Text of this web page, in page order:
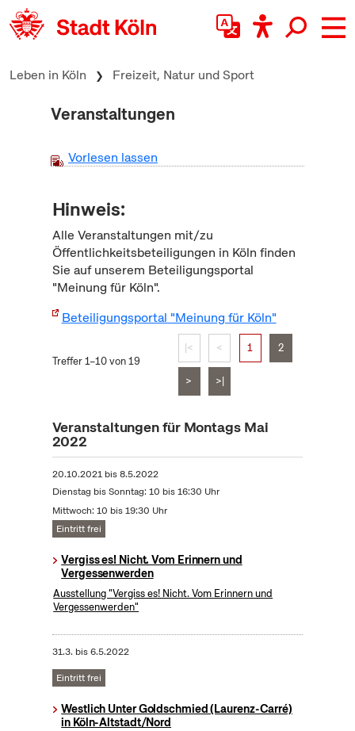
zum Inhalt springen
Leben in Köln Freizeit, Natur und Sport
Veranstaltungen
Vorlesen lassen
Hinweis:
Alle Veranstaltungen mit/zu
Öffentlichkeitsbeteiligungen in Köln finden
Sie auf unserem Beteiligungsportal
"Meinung für Köln".
Beteiligungsportal "Meinung für Köln"
Treffer 1–10 von 19
|< < 1 2
> >|
Veranstaltungen für Montags Mai
2022
20.10.2021bis8.5.2022
Dienstag bis Sonntag: 10 bis 16:30 Uhr
Mittwoch: 10 bis 19:30 Uhr
Eintritt frei
Vergiss es! Nicht. Vom Erinnern und
Vergessenwerden
Ausstellung "Vergiss es! Nicht. Vom Erinnern und
Vergessenwerden"
31.3. bis6.5.2022
Eintritt frei
Westlich Unter Goldschmied (Laurenz-Carré)
in Köln-Altstadt/Nord